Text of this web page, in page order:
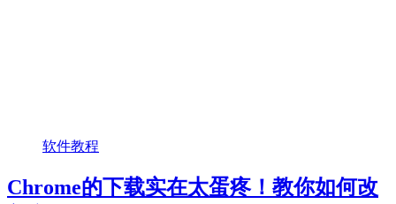
软件教程
Chrome的下载实在太蛋疼！教你如何改